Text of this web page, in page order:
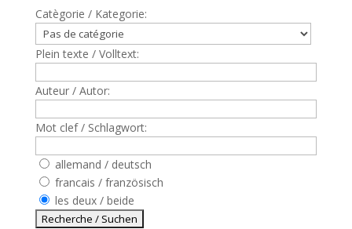
Catègorie / Kategorie:
Plein texte / Volltext:
Auteur / Autor:
Mot clef / Schlagwort:
allemand / deutsch
francais / französisch
les deux / beide